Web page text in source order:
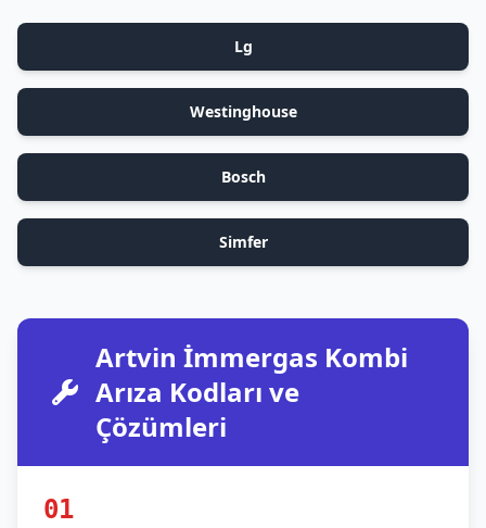
Lg
Westinghouse
Bosch
Simfer
Artvin İmmergas Kombi
Arıza Kodları ve
Çözümleri
01